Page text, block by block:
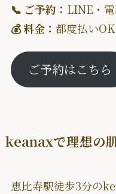
📞 ご予約： LINE・
💰 料金： 都度払い
ご予約はこちら
keanaxで理想の
恵比寿駅徒歩3分の